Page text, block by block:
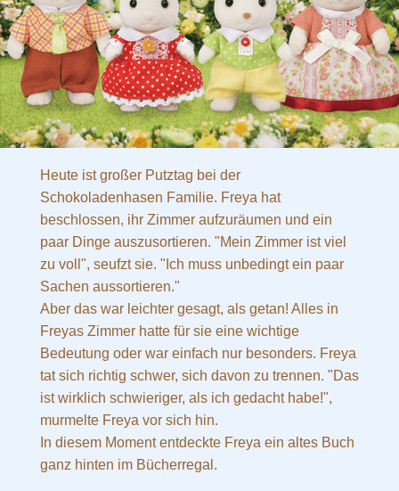
Heute ist großer Putztag bei der
Schokoladenhasen Familie. Freya hat
beschlossen, ihr Zimmer aufzuräumen und ein
paar Dinge auszusortieren. "Mein Zimmer ist viel
zu voll", seufzt sie. "Ich muss unbedingt ein paar
Sachen aussortieren."
Aber das war leichter gesagt, als getan! Alles in
Freyas Zimmer hatte für sie eine wichtige
Bedeutung oder war einfach nur besonders. Freya
tat sich richtig schwer, sich davon zu trennen. "Das
ist wirklich schwieriger, als ich gedacht habe!",
murmelte Freya vor sich hin.
In diesem Moment entdeckte Freya ein altes Buch
ganz hinten im Bücherregal.